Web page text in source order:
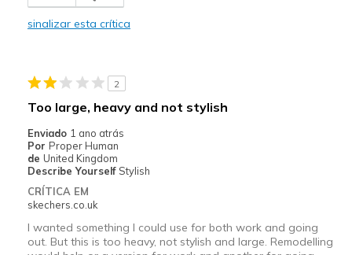
sinalizar esta crítica
2
Too large, heavy and not stylish
Enviado 1 ano atrás
Por Proper Human
de United Kingdom
Describe Yourself Stylish
CRÍTICA EM
skechers.co.uk
I wanted something I could use for both work and going
out. But this is too heavy, not stylish and large. Remodelling